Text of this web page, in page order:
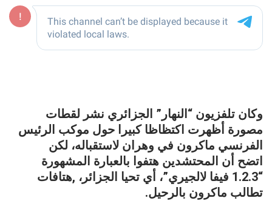
وكان تلفزيون “النهار” الجزائري نشر لقطات
مصورة أظهرت اكتظاظا كبيرا حول موكب الرئيس
الفرنسي ماكرون في وهران لاستقباله، لكن
اتضح أن المحتشدين هتفوا بالعبارة المشهورة
“1.2.3 فيفا لالجيري”، أي تحيا الجزائر، ,هتافات
تطالب ماكرون بالرحيل.